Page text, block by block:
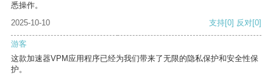
悉操作。
2025-10-10
支持[0] 反对[0]
游客
这款加速器VPM应用程序已经为我们带来了无限的隐私保护和安全性保
护。